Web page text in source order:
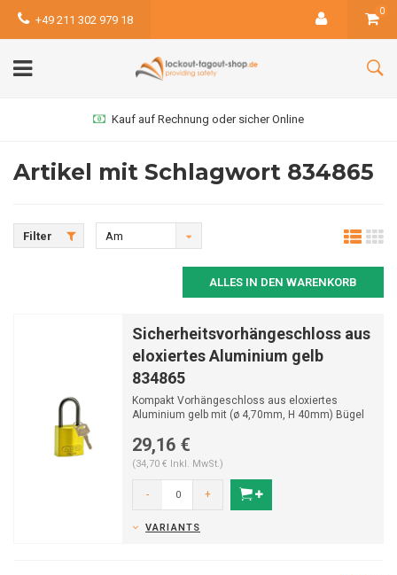
+49 211 302 979 18
0
Kauf auf Rechnung oder sicher Online
Artikel mit Schlagwort 834865
Filter
Am
ALLES IN DEN WARENKORB
Sicherheitsvorhängeschloss aus
eloxiertes Aluminium gelb
834865
Kompakt Vorhängeschloss aus eloxiertes
Aluminium gelb mit (ø 4,70mm, H 40mm) Bügel
29,16 €
(34,70 € Inkl. MwSt.)
- +
VARIANTS